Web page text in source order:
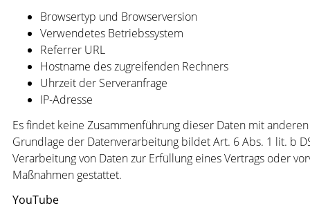
Browsertyp und Browserversion
Verwendetes Betriebssystem
Referrer URL
Hostname des zugreifenden Rechners
Uhrzeit der Serveranfrage
IP-Adresse
Es findet keine Zusammenführung dieser Daten mit
Grundlage der Datenverarbeitung bildet Art. 6 Abs. 1 lit. b
Verarbeitung von Daten zur Erfüllung eines Vertrags oder
Maßnahmen gestattet.
YouTube